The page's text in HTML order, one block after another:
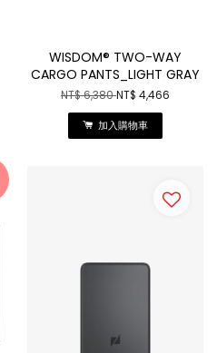
WISDOM® TWO-WAY
CARGO PANTS_LIGHT GRAY
NT$ 6,380NT$ 4,466
加入購物車